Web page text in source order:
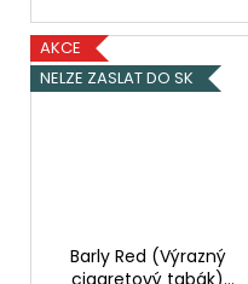
AKCE
NELZE ZASLAT DO SK
Barly Red (Výrazný